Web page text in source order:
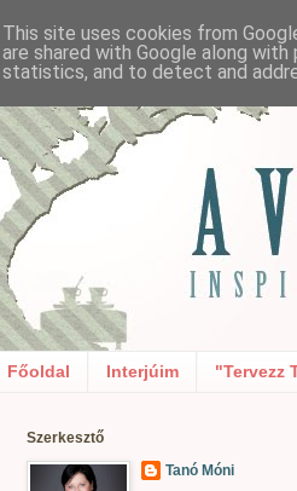
Főoldal Interjúim "Tervezz
Szerkesztő
Tanó Móni
This site uses cookies from
are shared with Google along
statistics, and to detect and